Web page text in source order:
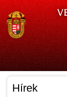
Hírek